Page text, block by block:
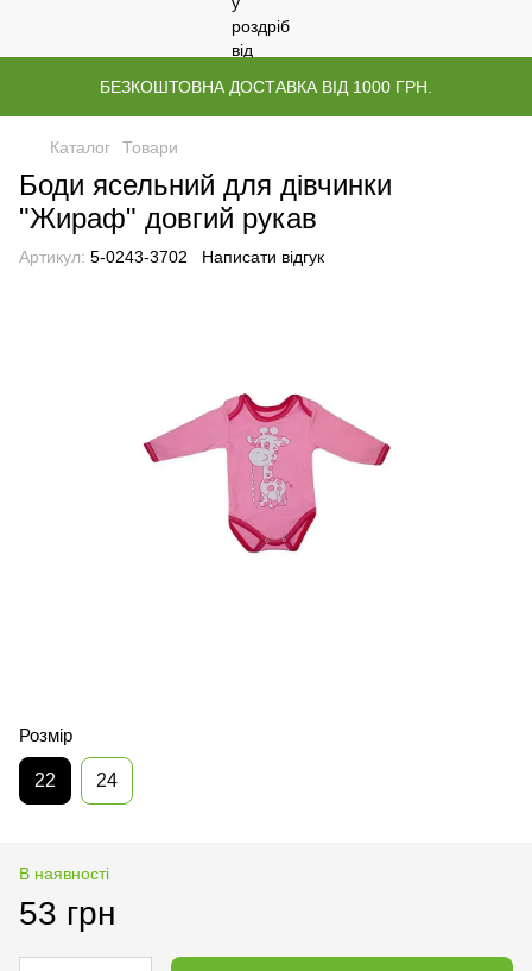
БЕЗКОШТОВНА ДОСТАВКА ВІД 1000 ГРН.
Каталог Товари
Боди ясельний для дівчинки
"Жираф" довгий рукав
Артикул: 5-0243-3702 Написати відгук
Розмір
22 24
В наявності
53 грн